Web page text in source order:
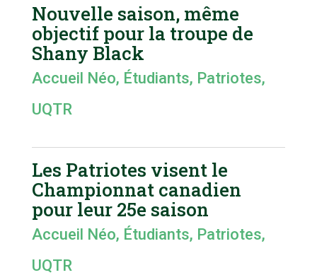
Nouvelle saison, même
objectif pour la troupe de
Shany Black
Accueil Néo, Étudiants, Patriotes,
UQTR
Les Patriotes visent le
Championnat canadien
pour leur 25e saison
Accueil Néo, Étudiants, Patriotes,
UQTR